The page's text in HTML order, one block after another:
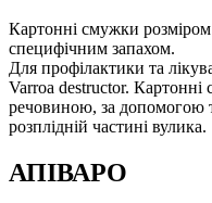
Картонні смужки
специфічним запахом.
Для профілактики та
Varroa destructor.
речовиною, за допомогою
розплідній частині вулика.
АПІВАРО